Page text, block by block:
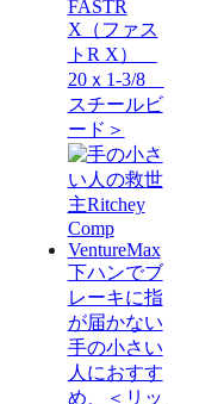
FASTR
X（ファス
トR X）
20ｘ1-3/8
スチールビ
ード＞
下ハンでブ
レーキに指
が届かない
手の小さい
人におすす
め、＜リッ